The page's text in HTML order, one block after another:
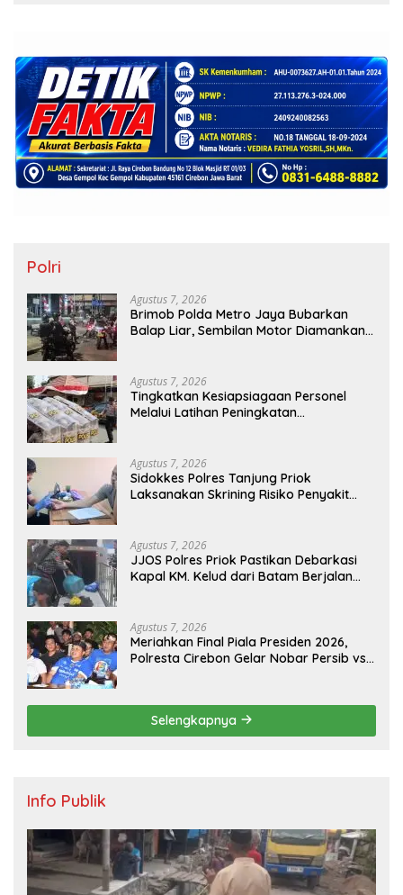
Polri
Agustus 7, 2026
Brimob Polda Metro Jaya Bubarkan
Balap Liar, Sembilan Motor Diamankan
Agustus 7, 2026
Tingkatkan Kesiapsiagaan Personel
Melalui Latihan Peningkatan
Agustus 7, 2026
Sidokkes Polres Tanjung Priok
Laksanakan Skrining Risiko Penyakit
Agustus 7, 2026
JJOS Polres Priok Pastikan Debarkasi
Kapal KM. Kelud dari Batam Berjalan
Agustus 7, 2026
Meriahkan Final Piala Presiden 2026,
Polresta Cirebon Gelar Nobar Persib vs
Selengkapnya
Info Publik